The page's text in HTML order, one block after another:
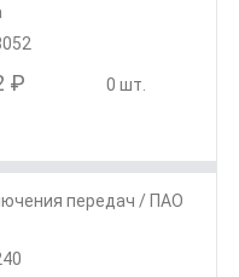
₽ 0 шт.
передач / ПАО